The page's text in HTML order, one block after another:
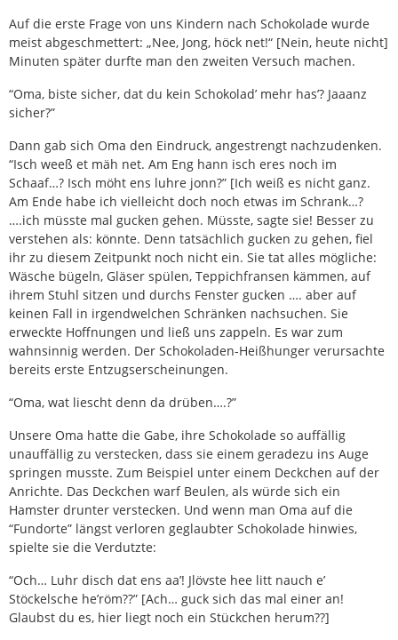
Auf die erste Frage von uns Kindern nach Schokolade wurde
meist abgeschmettert: „Nee, Jong, höck net!“ [Nein, heute nicht]
Minuten später durfte man den zweiten Versuch machen.
“Oma, biste sicher, dat du kein Schokolad’ mehr has’? Jaaanz
sicher?”
Dann gab sich Oma den Eindruck, angestrengt nachzudenken.
“Isch weeß et mäh net. Am Eng hann isch eres noch im
Schaaf…? Isch möht ens luhre jonn?” [Ich weiß es nicht ganz.
Am Ende habe ich vielleicht doch noch etwas im Schrank…?
….ich müsste mal gucken gehen. Müsste, sagte sie! Besser zu
verstehen als: könnte. Denn tatsächlich gucken zu gehen, fiel
ihr zu diesem Zeitpunkt noch nicht ein. Sie tat alles mögliche:
Wäsche bügeln, Gläser spülen, Teppichfransen kämmen, auf
ihrem Stuhl sitzen und durchs Fenster gucken …. aber auf
keinen Fall in irgendwelchen Schränken nachsuchen. Sie
erweckte Hoffnungen und ließ uns zappeln. Es war zum
wahnsinnig werden. Der Schokoladen-Heißhunger verursachte
bereits erste Entzugserscheinungen.
“Oma, wat liescht denn da drüben….?”
Unsere Oma hatte die Gabe, ihre Schokolade so auffällig
unauffällig zu verstecken, dass sie einem geradezu ins Auge
springen musste. Zum Beispiel unter einem Deckchen auf der
Anrichte. Das Deckchen warf Beulen, als würde sich ein
Hamster drunter verstecken. Und wenn man Oma auf die
“Fundorte” längst verloren geglaubter Schokolade hinwies,
spielte sie die Verdutzte:
“Och… Luhr disch dat ens aa’! Jlövste hee litt nauch e’
Stöckelsche he’röm??” [Ach… guck sich das mal einer an!
Glaubst du es, hier liegt noch ein Stückchen herum??]